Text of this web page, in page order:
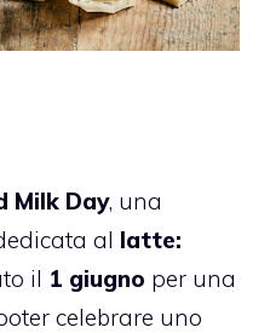
Milk Day, una
al latte:
il 1 giugno per una
celebrare uno